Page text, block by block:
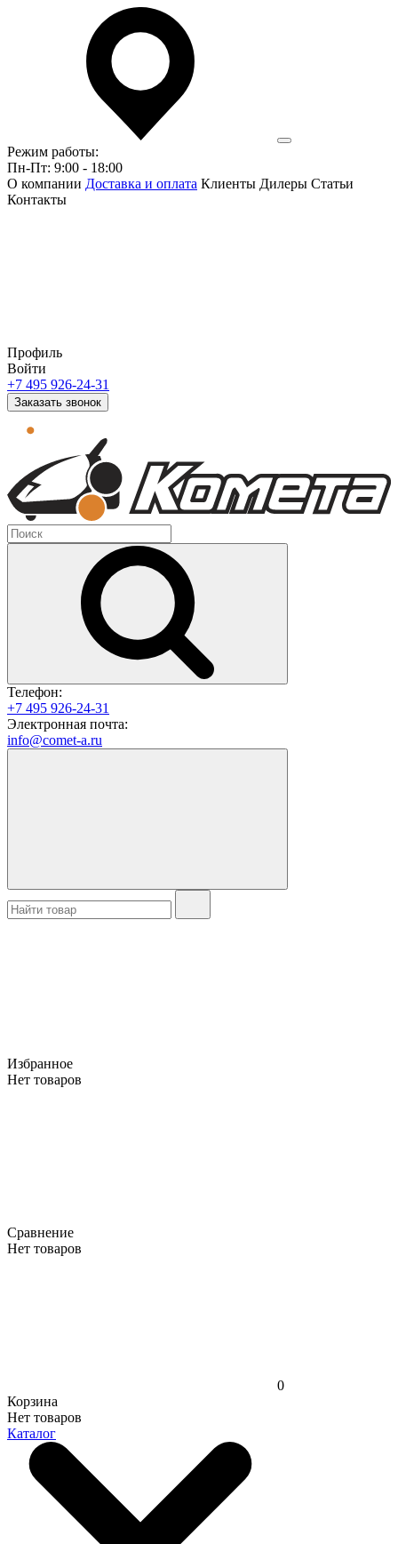
Режим работы:
Пн-Пт: 9:00 - 18:00
О компании Доставка и оплата Клиенты Дилеры Статьи
Контакты
Профиль
Войти
+7 495 926-24-31
Заказать звонок
Телефон:
+7 495 926-24-31
Электронная почта:
info@comet-a.ru
Избранное
Нет товаров
Сравнение
Нет товаров
0
Корзина
Нет товаров
Каталог